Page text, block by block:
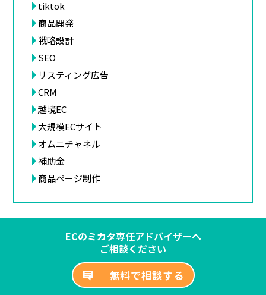
tiktok
商品開発
戦略設計
SEO
リスティング広告
CRM
越境EC
大規模ECサイト
オムニチャネル
補助金
商品ページ制作
ECのミカタ専任アドバイザーへ
ご相談ください
無料で相談する